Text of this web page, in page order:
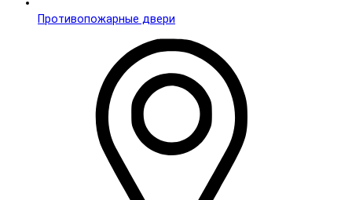
Противопожарные двери